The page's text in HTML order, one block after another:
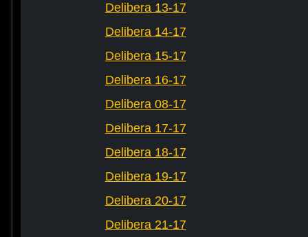
Delibera 13-17
Delibera 14-17
Delibera 15-17
Delibera 16-17
Delibera 08-17
Delibera 17-17
Delibera 18-17
Delibera 19-17
Delibera 20-17
Delibera 21-17